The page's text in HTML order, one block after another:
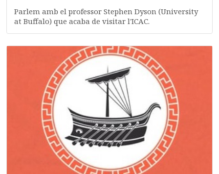
Parlem amb el professor Stephen Dyson (University
at Buffalo) que acaba de visitar l'ICAC.